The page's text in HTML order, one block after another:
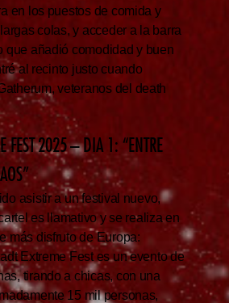
en los puestos de comida y
colas, y acceder a la barra
que añadió comodidad y buen
al recinto justo cuando
veteranos del death
FEST 2025 – DIA 1: “ENTRE
asistir a un festival nuevo,
es llamativo y se realiza en
más disfruto de Europa:
Extreme Fest es un evento de
tirando a chicas, con una
15 mil personas,